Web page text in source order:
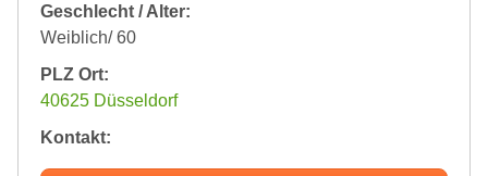
Geschlecht / Alter:
Weiblich/ 60
PLZ Ort:
40625 Düsseldorf
Kontakt: